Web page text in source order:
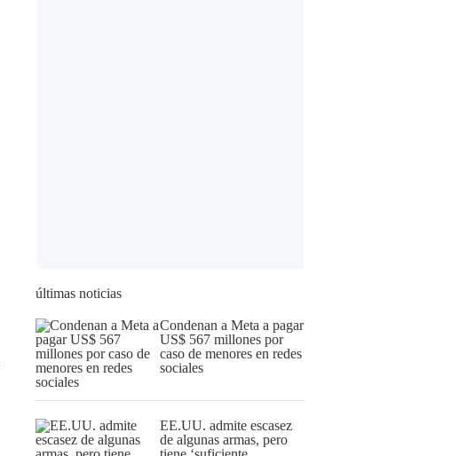
últimas noticias
Condenan a Meta a pagar
US$ 567 millones por
caso de menores en redes
sociales
EE.UU. admite escasez
de algunas armas, pero